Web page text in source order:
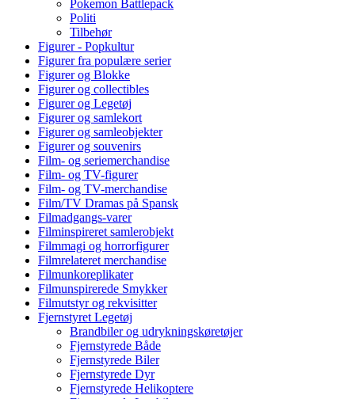
Pokemon Battlepack
Politi
Tilbehør
Figurer - Popkultur
Figurer fra populære serier
Figurer og Blokke
Figurer og collectibles
Figurer og Legetøj
Figurer og samlekort
Figurer og samleobjekter
Figurer og souvenirs
Film- og seriemerchandise
Film- og TV-figurer
Film- og TV-merchandise
Film/TV Dramas på Spansk
Filmadgangs-varer
Filminspireret samlerobjekt
Filmmagi og horrorfigurer
Filmrelateret merchandise
Filmunkoreplikater
Filmunspirerede Smykker
Filmutstyr og rekvisitter
Fjernstyret Legetøj
Brandbiler og udrykningskøretøjer
Fjernstyrede Både
Fjernstyrede Biler
Fjernstyrede Dyr
Fjernstyrede Helikoptere